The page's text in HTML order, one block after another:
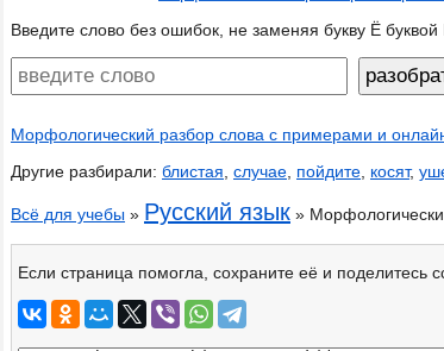
Введите слово без ошибок, не заменяя букву Ё
Морфологический разбор слова с примерами и
Другие разбирали: блистая случае пойдите косят,
Всё для учебы » Русский язык »
Если страница помогла, сохраните её и поделитесь